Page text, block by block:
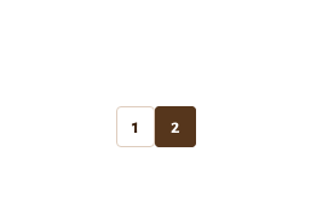
1 2